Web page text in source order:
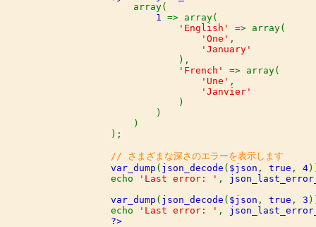
    array(
1 => array(
'English' => array(
'One' ,
'January'
),
'French' => array(
'Une' ,
'Janvier'
)
        )
    )
);
var_dump ( json_decode ( $json , true , 4
echo
'Last error: ' ,
var_dump ( json_decode ( $json , true , 3
echo
'Last error: ' ,
?>